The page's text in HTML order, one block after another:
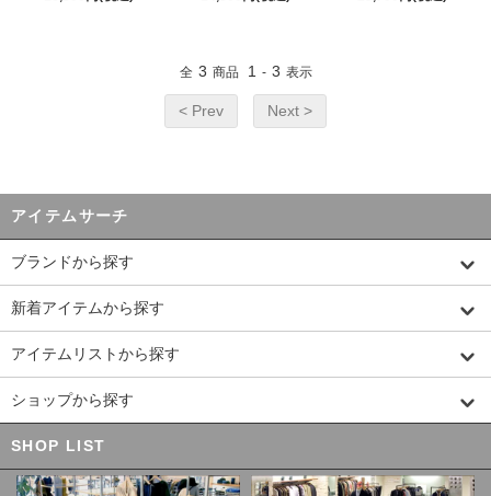
全 3 商品 1 - 3 表示
< Prev Next >
アイテムサーチ
ブランドから探す
新着アイテムから探す
アイテムリストから探す
ショップから探す
SHOP LIST